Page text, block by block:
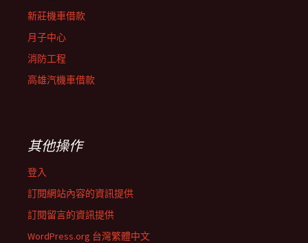
新莊機車借款
月子中心
消防工程
高雄汽機車借款
其他操作
登入
訂閱網站內容的資訊提供
訂閱留言的資訊提供
WordPress.org 台灣繁體中文